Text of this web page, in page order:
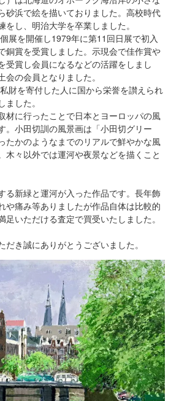
砂浜で絵を描いておりました。高校時代
し、明治大学を卒業しました。
展を開催し1979年に第11回日展で初入
銅賞を受賞しました。示現会で佳作賞や
受賞し会員になるなどの活躍をしまし
の会員となりました。
財を寄付した人に国から栄誉を讃えられ
した。
に行ったことで日本とヨーロッパの風
。小田切訓の風景画は「小田切グリー
たかのようなまでのリアルで鮮やかな風
木々以外では運河や夜景などを描くこと
る新緑と運河が入った作品です。長年飾
や痛み等ありましたが作品自体は比較的
足いただける査定で買受いたしました。
き誠にありがとうございました。